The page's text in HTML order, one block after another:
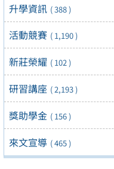
升學資訊 ( 388 )
活動競賽 ( 1,190 )
新莊榮耀 ( 102 )
研習講座 ( 2,193 )
獎助學金 ( 156 )
來文宣導 ( 465 )